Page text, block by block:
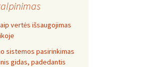
vertės išsaugojimas
sistemos pasirinkimas
gidas, padedantis